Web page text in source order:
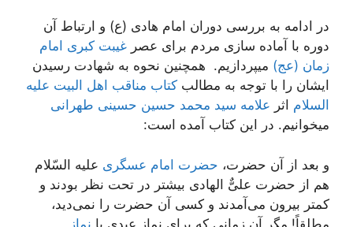
در ادامه به بررسی دوران امام هادی (ع) و ارتباط آن
دوره با آماده سازی مردم برای عصر غیبت کبری امام
زمان (عج) میپردازیم. همچنین نحوه به شهادت رسیدن
ایشان را با توجه به مطالب کتاب مناقب اهل البیت علیه
السلام اثر علامه سید محمد حسین حسینی طهرانی
میخوانیم. در این کتاب آمده است:
و بعد از آن حضرت، حضرت امام عسگری علیه السّلام
هم از حضرت علیٌّ الهادی بیشتر در تحت نظر بودند و
کمتر بیرون می‌آمدند و کسی آن حضرت را نمی‌دید،
مطلقاً! مگر آن زمانی که برای نماز عیدی یا نماز